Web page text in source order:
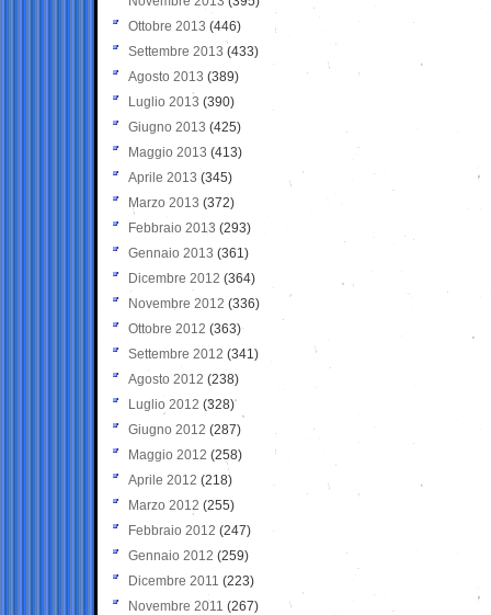
Ottobre 2013 (446)
Settembre 2013 (433)
Agosto 2013 (389)
Luglio 2013 (390)
Giugno 2013 (425)
Maggio 2013 (413)
Aprile 2013 (345)
Marzo 2013 (372)
Febbraio 2013 (293)
Gennaio 2013 (361)
Dicembre 2012 (364)
Novembre 2012 (336)
Ottobre 2012 (363)
Settembre 2012 (341)
Agosto 2012 (238)
Luglio 2012 (328)
Giugno 2012 (287)
Maggio 2012 (258)
Aprile 2012 (218)
Marzo 2012 (255)
Febbraio 2012 (247)
Gennaio 2012 (259)
Dicembre 2011 (223)
Novembre 2011 (267)